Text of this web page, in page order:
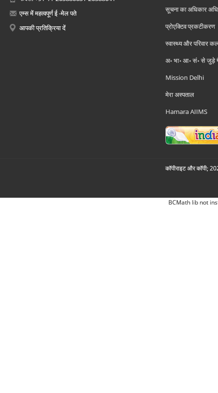
एम्स में महत्वपूर्ण ई -मेल पते
आपकी प्रतिक्रिया दें
सूचना का अधिकार
प्रोएक्टिव प्रकटीकरण
स्वास्थ्य और परिवार
अ॰ भा॰ आ॰ सं॰ से जुड़े
Mission Delhi
मेरा अस्पताल
Hamara AIIMS
कॉपीराइट और कॉपी;
BCMath lib not